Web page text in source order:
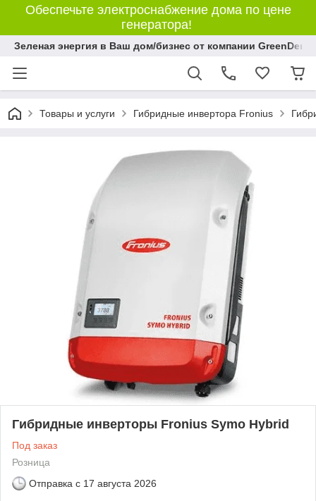
Обеспечьте электроснабжение дома по цене
генератора!
Зеленая энергия в Ваш дом/бизнес от компании GreenDem!
Товары и услуги Гибридные инвертора Fronius
Гибридные инверторы Fronius Symo Hybrid
Под заказ
Розница
Отправка с 17 августа 2026